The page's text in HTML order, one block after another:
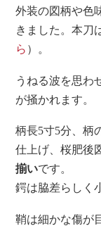
外装の図柄や色
きました。本刀
ら ）。
うねる波を思わ
が掻かれます。
柄長5寸5分、柄
仕上げ、桜肥後
揃いです。
鍔は脇差らしく
鞘は細かな傷が